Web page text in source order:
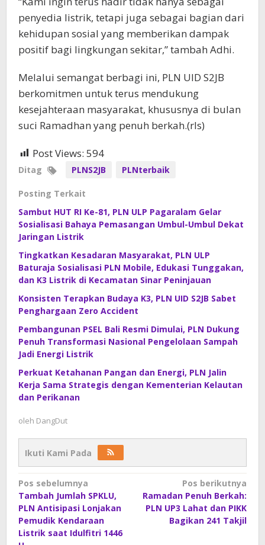
penyedia listrik, tetapi juga sebagai bagian dari
kehidupan sosial yang memberikan dampak
positif bagi lingkungan sekitar,” tambah Adhi.
Melalui semangat berbagi ini, PLN UID S2JB
berkomitmen untuk terus mendukung
kesejahteraan masyarakat, khususnya di bulan
suci Ramadhan yang penuh berkah.(rls)
Post Views: 594
Ditag PLNS2JB PLNterbaik
Posting Terkait
Sambut HUT RI Ke-81, PLN ULP Pagaralam Gelar
Sosialisasi Bahaya Pemasangan Umbul-Umbul Dekat
Jaringan Listrik
Tingkatkan Kesadaran Masyarakat, PLN ULP
Baturaja Sosialisasi PLN Mobile, Edukasi Tunggakan,
dan K3 Listrik di Kecamatan Sinar Peninjauan
Konsisten Terapkan Budaya K3, PLN UID S2JB Sabet
Penghargaan Zero Accident
Pembangunan PSEL Bali Resmi Dimulai, PLN Dukung
Penuh Transformasi Nasional Pengelolaan Sampah
Jadi Energi Listrik
Perkuat Ketahanan Pangan dan Energi, PLN Jalin
Kerja Sama Strategis dengan Kementerian Kelautan
dan Perikanan
oleh DangDut
Ikuti Kami Pada
Navigasi
pos
Pos sebelumnya
Tambah Jumlah SPKLU,
PLN Antisipasi Lonjakan
Pemudik Kendaraan
Listrik saat Idulfitri 1446
Pos berikutnya
Ramadan Penuh Berkah:
PLN UP3 Lahat dan PIKK
Bagikan 241 Takjil